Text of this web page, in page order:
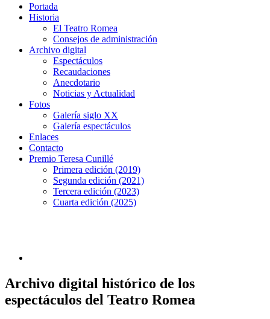
Portada
Historia
El Teatro Romea
Consejos de administración
Archivo digital
Espectáculos
Recaudaciones
Anecdotario
Noticias y Actualidad
Fotos
Galería siglo XX
Galería espectáculos
Enlaces
Contacto
Premio Teresa Cunillé
Primera edición (2019)
Segunda edición (2021)
Tercera edición (2023)
Cuarta edición (2025)
Archivo digital histórico de los
espectáculos del Teatro Romea